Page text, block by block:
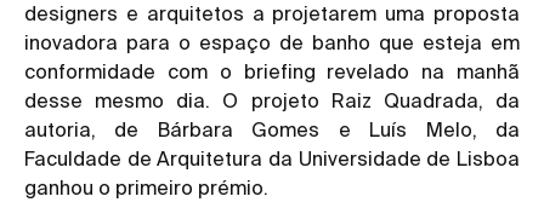
designers e arquitetos a projetarem uma proposta
inovadora para o espaço de banho que esteja em
conformidade com o briefing revelado na manhã
desse mesmo dia. O projeto Raiz Quadrada, da
autoria, de Bárbara Gomes e Luís Melo, da
Faculdade de Arquitetura da Universidade de Lisboa
ganhou o primeiro prémio.